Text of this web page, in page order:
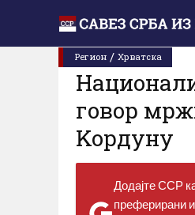
Регион / Хрватска
гoвoр
Koрдуну
Додајте ССР
преферирани